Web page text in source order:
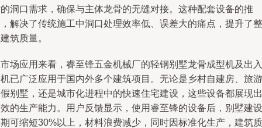
洞口需求，确保与主体龙骨的无缝对接。这种配套设备的推
解决了传统施工中洞口处理效率低、误差大的痛点，提升了整
筑质量。
场应用来看，睿至锋五金机械厂的轻钢别墅龙骨成型机及出入
已广泛应用于国内外多个建筑项目。无论是乡村自建房、旅游
别墅，还是城市化进程中的快速住宅建设，这些设备都展现出
的生产能力。用户反馈显示，使用睿至锋的设备后，别墅建设
可缩短30%以上，材料浪费减少，同时因标准化生产，建筑质